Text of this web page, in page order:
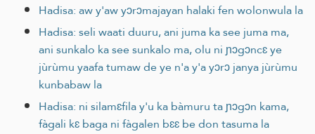
Hadisa: aw y'aw yɔrɔmajayan halaki fen wolonwula la
Hadisa: seli waati duuru, ani juma ka see juma ma,
ani sunkalo ka see sunkalo ma, olu ni ɲɔgɔncɛ ye
jùrùmu yaafa tumaw de ye n'a y'a yɔrɔ janya jùrùmu
kunbabaw la
Hadisa: ni silamɛfila y'u ka bàmuru ta ɲɔgɔn kama,
fàgali kɛ baga ni fàgalen bɛɛ be don tasuma la